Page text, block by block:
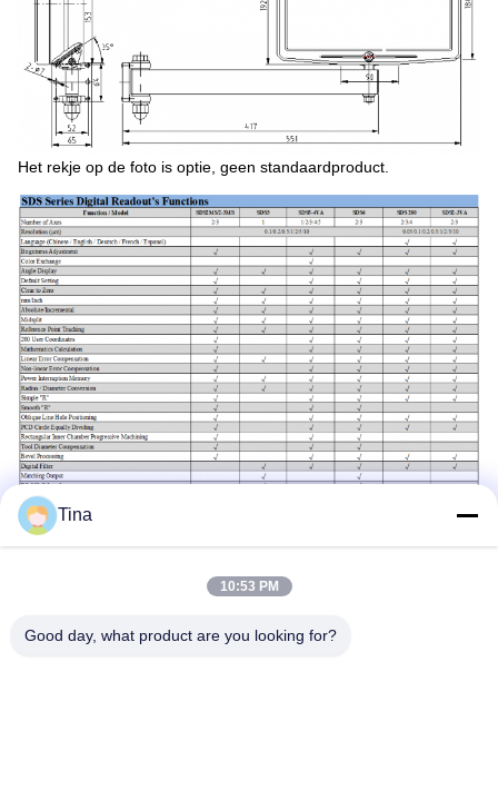
Het rekje op de foto is optie, geen standaardproduct.
Tina
10:53 PM
Good day, what product are you looking for?